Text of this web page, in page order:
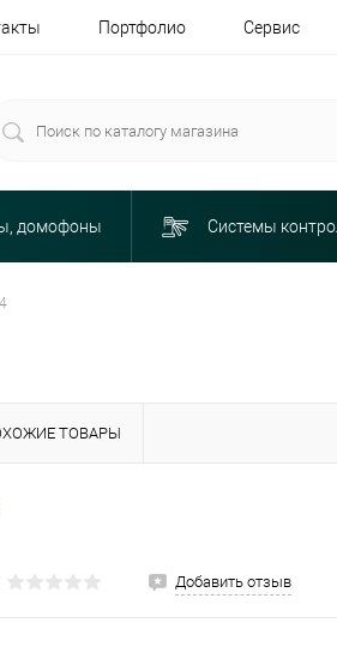
Портфолио Сервис
домофоны Системы
ТОВАРЫ
Добавить отзыв